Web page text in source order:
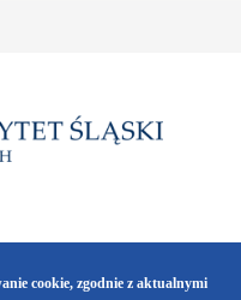
cookie, zgodnie z aktualnymi